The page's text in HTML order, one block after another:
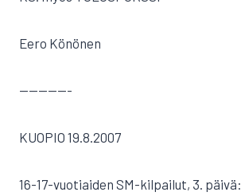
Eero Könönen
—————-
KUOPIO 19.8.2007
16-17-vuotiaiden SM-kilpailut, 3. päivä: